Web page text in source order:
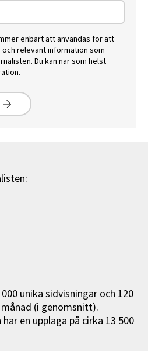
enbart att användas för att
relevant information som
Du kan när som helst
unika sidvisningar och 120
(i genomsnitt).
en upplaga på cirka 13 500